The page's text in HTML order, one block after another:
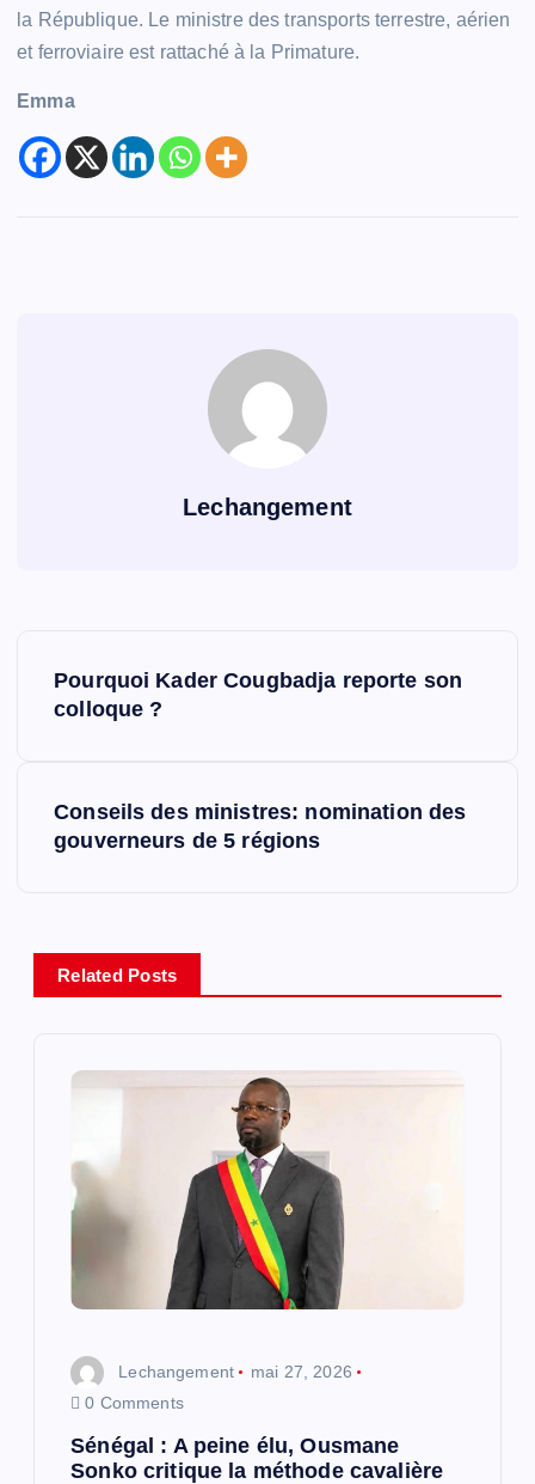
la République. Le ministre des transports terrestre, aérien
et ferroviaire est rattaché à la Primature.
Emma
Lechangement
a
Pourquoi Kader Cougbadja reporte son
colloque ?
Conseils des ministres: nomination des
gouverneurs de 5 régions
Related Posts
Lechangement
mai 27, 2026
0 Comments
Sénégal : A peine élu, Ousmane
Sonko critique la méthode cavalière